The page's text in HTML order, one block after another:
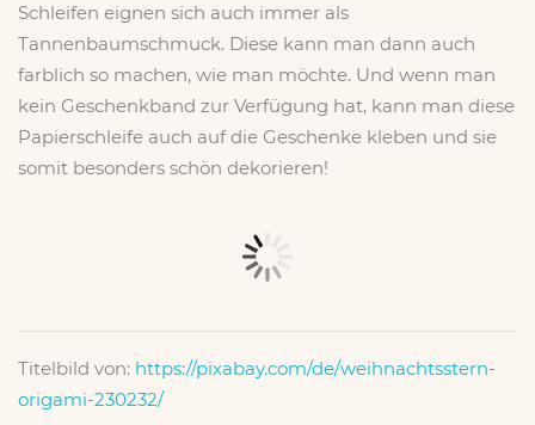
Schleifen eignen sich auch immer als
Tannenbaumschmuck. Diese kann man dann auch
farblich so machen, wie man möchte. Und wenn man
kein Geschenkband zur Verfügung hat, kann man diese
Papierschleife auch auf die Geschenke kleben und sie
somit besonders schön dekorieren!
Titelbild von: https://pixabay.com/de/weihnachtsstern-
origami-230232/